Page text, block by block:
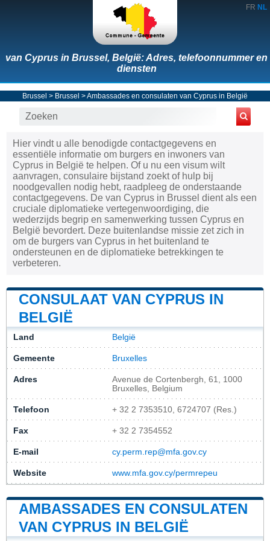
FR NL
van Cyprus in Brussel, België: Adres, telefoonnummer en
diensten
Brussel > Brussel >Ambassades en consulaten van Cyprus in België
Hier vindt u alle benodigde contactgegevens en
essentiële informatie om burgers en inwoners van
Cyprus in België te helpen. Of u nu een visum wilt
aanvragen, consulaire bijstand zoekt of hulp bij
noodgevallen nodig hebt, raadpleeg de onderstaande
contactgegevens. De van Cyprus in Brussel dient als een
cruciale diplomatieke vertegenwoordiging, die
wederzijds begrip en samenwerking tussen Cyprus en
België bevordert. Deze buitenlandse missie zet zich in
om de burgers van Cyprus in het buitenland te
ondersteunen en de diplomatieke betrekkingen te
verbeteren.
CONSULAAT VAN CYPRUS IN
BELGIË
Land België
Gemeente Bruxelles
Adres
Avenue de Cortenbergh, 61, 1000
Bruxelles, Belgium
Telefoon + 32 2 7353510, 6724707 (Res.)
Fax + 32 2 7354552
E-mail cy.perm.rep@mfa.gov.cy
Website www.mfa.gov.cy/permrepeu
AMBASSADES EN CONSULATEN
VAN CYPRUS IN BELGIË